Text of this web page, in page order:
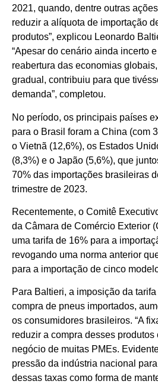
2021, quando, dentre outras
reduzir a alíquota de importação
produtos”, explicou Leonardo
“Apesar do cenário ainda incerto
reabertura das economias
gradual, contribuiu para que
demanda”, completou.
No período, os principais países
para o Brasil foram a China (com
o Vietnã (12,6%), os Estados
(8,3%) e o Japão (5,6%), que
70% das importações brasileiras
trimestre de 2023.
Recentemente, o Comitê
da Câmara de Comércio Exterior
uma tarifa de 16% para a
revogando uma norma anterior
para a importação de cinco
Para Baltieri, a imposição da
compra de pneus importados,
os consumidores brasileiros. “A
reduzir a compra desses produtos
negócio de muitas PMEs.
pressão da indústria nacional
dessas taxas como forma de